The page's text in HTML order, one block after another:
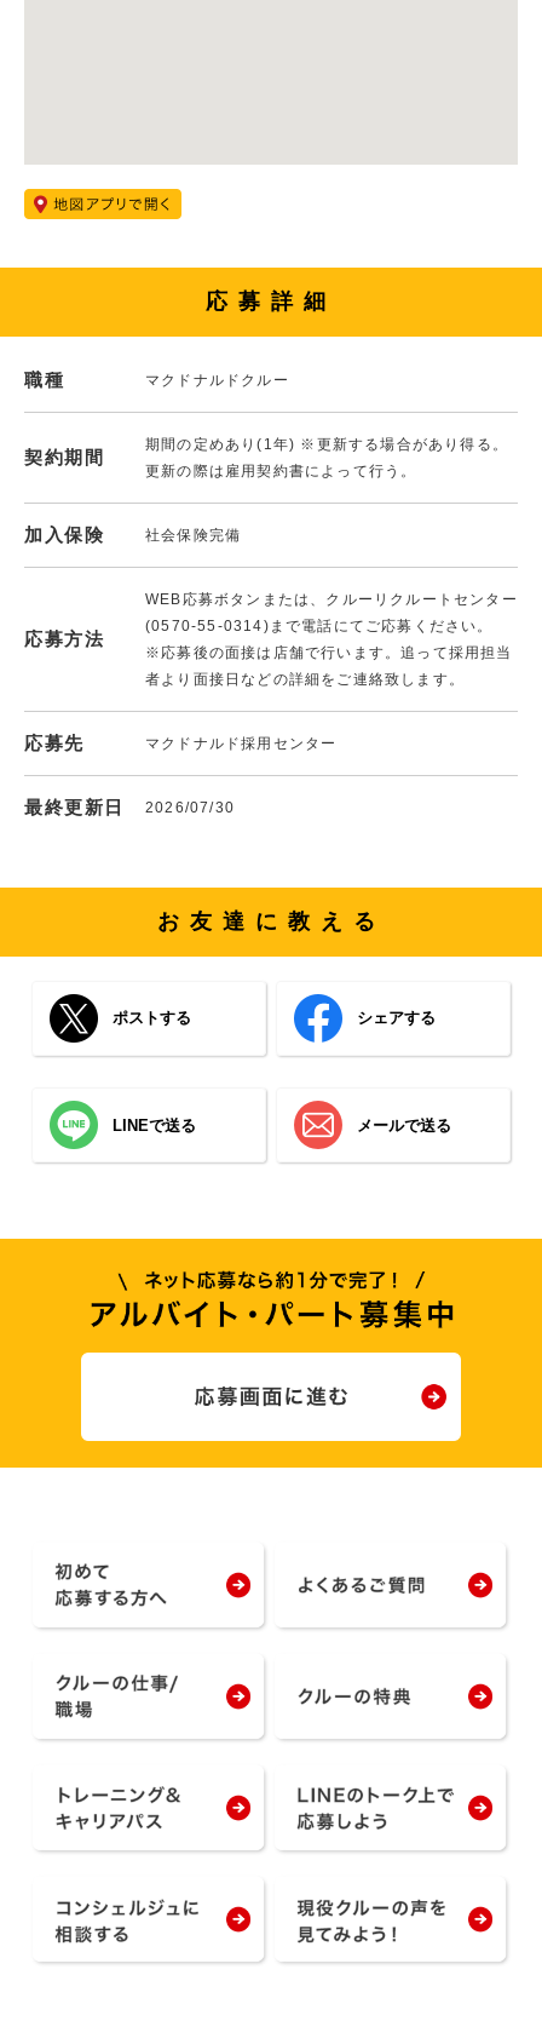
応募詳細
職種 マクドナルドクルー
契約期間
期間の定めあり(1年) ※更新する場合があり得る。
更新の際は雇用契約書によって行う。
加入保険 社会保険完備
応募方法
WEB応募ボタンまたは、クルーリクルートセンター
(0570-55-0314)まで電話にてご応募ください。
※応募後の面接は店舗で行います。追って採用担当
者より面接日などの詳細をご連絡致します。
応募先 マクドナルド採用センター
最終更新日 2026/07/30
お友達に教える
ポストする シェアする
LINEで送る メールで送る